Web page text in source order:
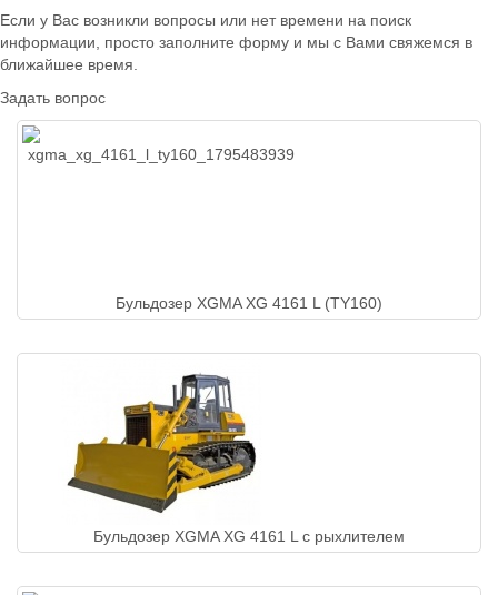
Если у Вас возникли вопросы или нет времени на поиск
информации, просто заполните форму и мы с Вами свяжемся в
ближайшее время.
Задать вопрос
Бульдозер XGMA XG 4161 L (TY160)
Бульдозер XGMA XG 4161 L с рыхлителем